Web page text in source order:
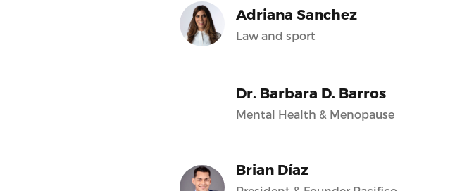
Adriana Sanchez
Law and sport
Dr. Barbara D. Barros
Mental Health & Menopause
Brian Díaz